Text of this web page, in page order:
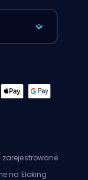
zarejestrowane
na Eloking